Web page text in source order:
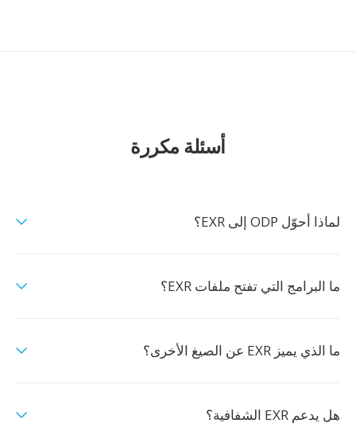
أسئلة مكررة
لماذا أحوّل ODP إلى EXR؟
ما البرامج التي تفتح ملفات EXR؟
ما الذي يميز EXR عن الصيغ الأخرى؟
هل يدعم EXR الشفافية؟